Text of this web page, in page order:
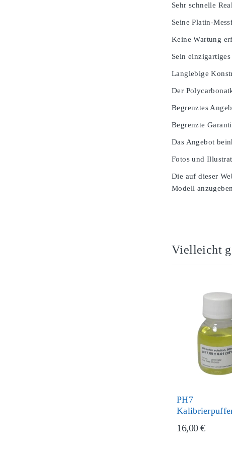
Sehr schnelle
Seine Platin-
Keine Wartung
Sein
Langlebige
Der
Begrenztes
Begrenzte
Das Angebot
Fotos und
Die auf dieser
Modell
Vielleicht
PH7
16,00 €